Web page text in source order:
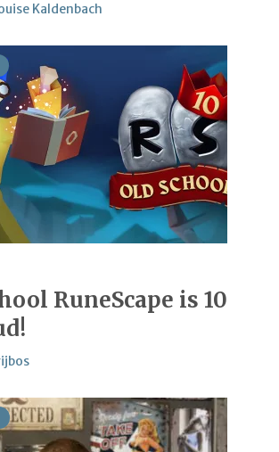
Kaldenbach
RuneScape is 10